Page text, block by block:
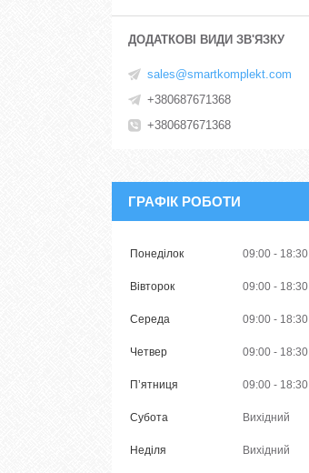
sales@smartkomplekt.com
+380687671368
+380687671368
ГРАФІК РОБОТИ
Понеділок 09:00 18:30
Вівторок 09:00 18:30
Середа 09:00 18:30
Четвер 09:00 18:30
Пʼятниця 09:00 18:30
Субота Вихідний
Неділя Вихідний